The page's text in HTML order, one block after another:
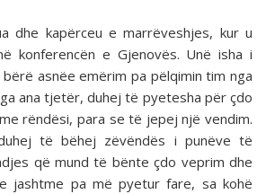
dhe kapërceu e marrëveshjes, kur u
konferencën e Gjenovës. Unë isha i
bërë asnëe emërim pa pëlqimin tim nga
ana tjetër, duhej të pyetesha për çdo
rëndësi, para se të jepej një vendim.
të bëhej zëvëndës i punëve të
që mund të bënte çdo veprim dhe
jashtme pa më pyetur fare, sa kohë